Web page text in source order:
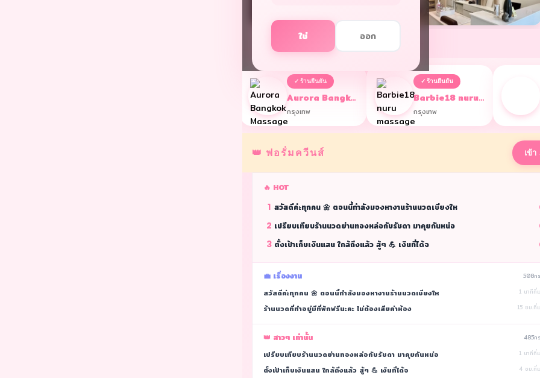
ใช่ ออก
โควิดปิดบาร์ แต่เปิดทางใหม่ — จาก
สาวอาโกโก้สู่แม่ค้าออนไลน์
2026.02.17
✓ ร้านยืนยัน
Aurora Bangkok Massage
กรุงเทพ
✓ ร้านยืนยัน
Barbie18 nuru massage
กรุงเทพ
👑 ฟอรั่มควีนส์ เข้
🔥 HOT
1 สวัสดีค่ะทุกคน 🌼 ตอนนี้กำลังมองหางานร้านนวดเชียงให
2 เปรียบเทียบร้านนวดย่านทองหล่อกับรัชดา มาคุยกันหน่อ
3 ตั้งเป้าเก็บเงินแสน ใกล้ถึงแล้ว สู้ๆ 💪 เงินที่ได้จ
💼 เรื่องงาน 508ก
สวัสดีค่ะทุกคน 🌼 ตอนนี้กำลังมองหางานร้านนวดเชียงให 1 นาทีที่
ร้านนวดที่ทำอยู่มีที่พักฟรีนะคะ ไม่ต้องเสียค่าห้อง 15 ชม.ที่
👑 สาวๆ เท่านั้น 485ก
เปรียบเทียบร้านนวดย่านทองหล่อกับรัชดา มาคุยกันหน่อ 1 นาทีที่
ตั้งเป้าเก็บเงินแสน ใกล้ถึงแล้ว สู้ๆ 💪 เงินที่ได้จ 4 ชม.ที่